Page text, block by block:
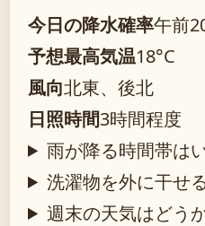
今日の降水確率午前
予想最高気温18°C
風向北東、後北
日照時間3時間程度
雨が降る時間帯は
洗濯物を外に干せ
週末の天気はどう